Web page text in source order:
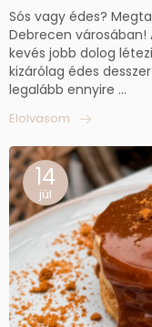
Sós vagy édes?
Debrecen városában!
kevés jobb dolog
kizárólag édes
legalább ennyire ...
Elolvasom
14
júl